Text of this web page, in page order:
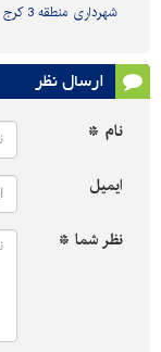
شهرداری منطقه 3 کرج
ارسال نظر
نام *
ایمیل
نظر شما *